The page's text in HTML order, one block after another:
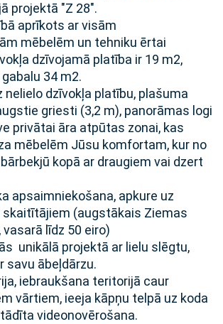
projektā "Z 28".
aprīkots ar visām
mēbelēm un tehniku ērtai
dzīvojamā platība ir 19 m2,
34 m2.
dzīvokļa platību, plašuma
griesti (3,2 m), panorāmas logi
privātai āra atpūtas zonai, kas
mēbelēm Jūsu komfortam, kur no
kopā ar draugiem vai dzert
apsaimniekošana, apkure uz
skaitītājiem (augstākais Ziemas
vasarā līdz 50 eiro)
unikālā projektā ar lielu slēgtu,
savu ābeļdārzu.
iebraukšana teritorijā caur
vārtiem, ieeja kāpņu telpā uz koda
videonovērošana.